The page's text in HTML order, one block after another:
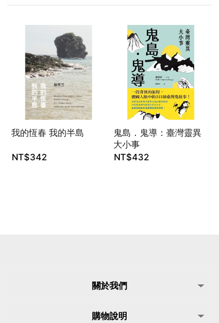
我的恆春 我的半島
NT$342
鬼島．鬼導：臺灣靈異
大小事
NT$432
關於我們
購物說明